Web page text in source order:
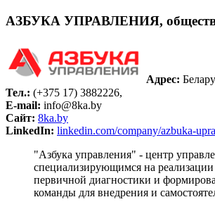
АЗБУКА УПРАВЛЕНИЯ, общество
Адрес:
Тел.: (+375 17) 3882226,
E-mail: info@8ka.by
Сайт: 8ka.by
LinkedIn: linkedin.com/company/azbuka-
"Азбука управления" - центр
специализирующимся на
первичной диагностики и
команды для внедрения и